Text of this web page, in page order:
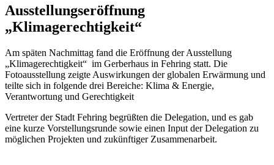
Ausstellungseröffnung
„Klimagerechtigkeit“
Am späten Nachmittag fand die Eröffnung der Ausstellung
„Klimagerechtigkeit“ im Gerberhaus in Fehring statt. Die
Fotoausstellung zeigte Auswirkungen der globalen Erwärmung und
teilte sich in folgende drei Bereiche: Klima & Energie,
Verantwortung und Gerechtigkeit
Vertreter der Stadt Fehring begrüßten die Delegation, und es gab
eine kurze Vorstellungsrunde sowie einen Input der Delegation zu
möglichen Projekten und zukünftiger Zusammenarbeit.